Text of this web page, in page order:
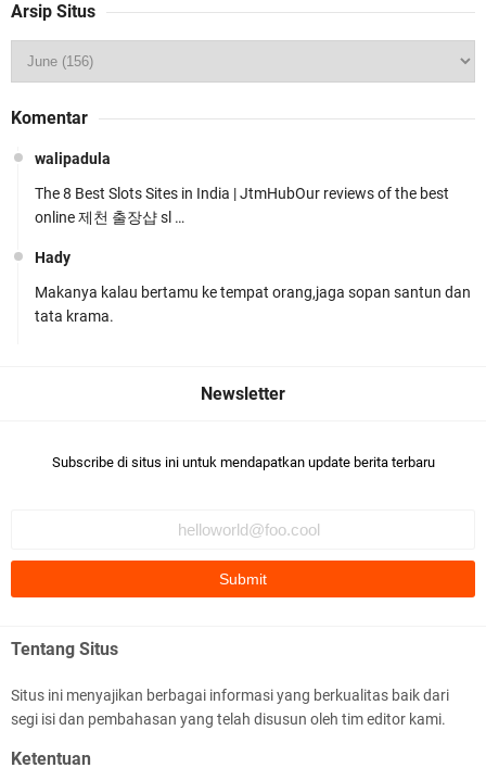
Gelar Apel Siaga Kamtibmas Serentak
Polres Lombok Timur Raih Predikat 'A' Layanan
Polres Lotim Gelar Apel Kamtibmas Jelang HUT
Ke-81 RI dan Kunjungan Kapolri
Arsip Situs
Komentar
walipadula
The 8 Best Slots Sites in India | JtmHubOur reviews of the best
online 제천 출장샵 sl …
Hady
Makanya kalau bertamu ke tempat orang,jaga sopan santun dan
tata krama.
Subscribe di situs ini untuk mendapatkan update berita terbaru
Tentang Situs
Situs ini menyajikan berbagai informasi yang berkualitas baik dari
segi isi dan pembahasan yang telah disusun oleh tim editor kami.
Ketentuan